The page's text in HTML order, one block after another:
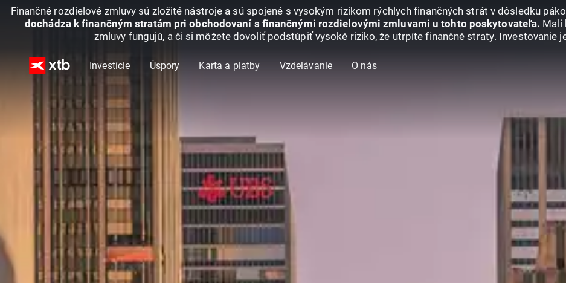
Finančné rozdielové zmluvy sú zložité nástroje a sú spojené s vysokým rizikom rýchlych finančných strát v dôsledku
dochádza k finančným stratám pri obchodovaní s finančnými rozdielovými zmluvami u tohto poskytovateľa. Mali
zmluvy fungujú, a či si môžete dovoliť podstúpiť vysoké riziko, že utrpíte finančné straty. Investovanie
Investície Úspory Karta a platby Vzdelávanie O nás